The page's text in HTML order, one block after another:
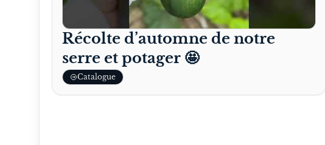
Récolte d’automne de notre
serre et potager 🤩
Catalogue